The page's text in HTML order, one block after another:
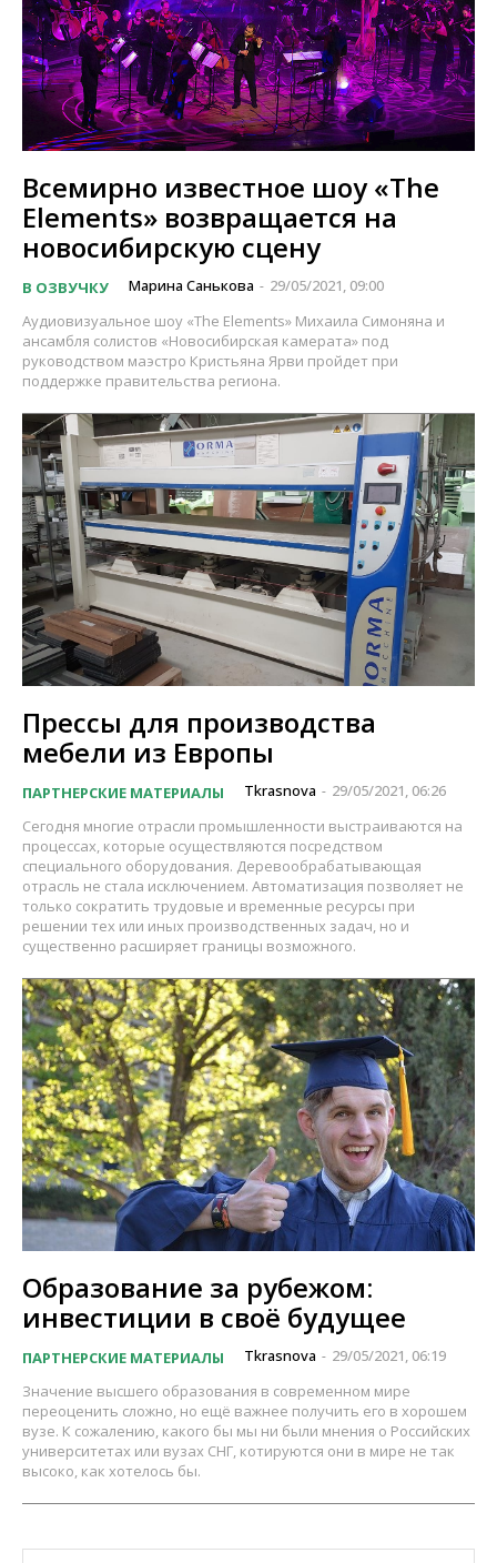
Всемирно известное шоу «The
Elements» возвращается на
новосибирскую сцену
В ОЗВУЧКУ Марина Санькова - 29/05/2021, 09:00
Аудиовизуальное шоу «The Elements» Михаила Симоняна и
ансамбля солистов «Новосибирская камерата» под
руководством маэстро Кристьяна Ярви пройдет при
поддержке правительства региона.
Прессы для производства
мебели из Европы
ПАРТНЕРСКИЕ МАТЕРИАЛЫ Tkrasnova - 29/05/2021, 06:26
Сегодня многие отрасли промышленности выстраиваются на
процессах, которые осуществляются посредством
специального оборудования. Деревообрабатывающая
отрасль не стала исключением. Автоматизация позволяет не
только сократить трудовые и временные ресурсы при
решении тех или иных производственных задач, но и
существенно расширяет границы возможного.
Образование за рубежом:
инвестиции в своё будущее
ПАРТНЕРСКИЕ МАТЕРИАЛЫ Tkrasnova - 29/05/2021, 06:19
Значение высшего образования в современном мире
переоценить сложно, но ещё важнее получить его в хорошем
вузе. К сожалению, какого бы мы ни были мнения о Российских
университетах или вузах СНГ, котируются они в мире не так
высоко, как хотелось бы.